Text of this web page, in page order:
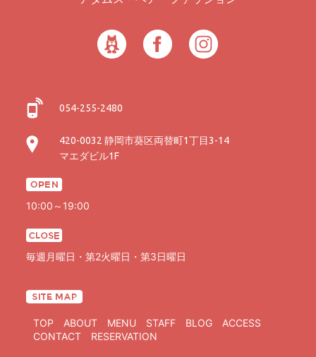
054-255-2480
420-0032 静岡市葵区両替町1丁目3-14
マエダビル1F
10:00～19:00
毎週月曜日・第2火曜日・第3日曜日
TOP ABOUT MENU STAFF BLOG
ACCESS
CONTACT
RESERVATION